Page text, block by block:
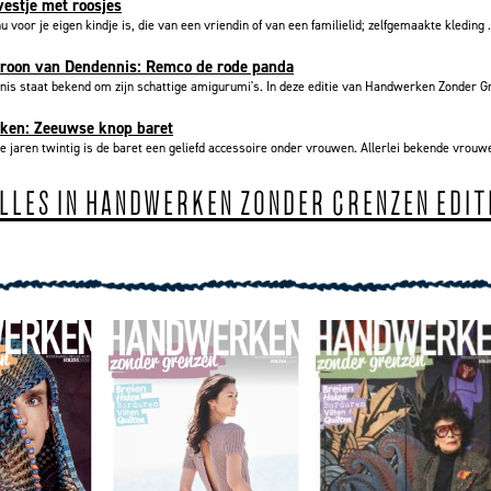
met roosjes
voor je eigen kindje is, die van een vriendin of van een familielid; zelfgemaakte kleding
van Dendennis: Remco de rode panda
staat bekend om zijn schattige amigurumi's. In deze editie van Handwerken Zonder
Zeeuwse knop baret
jaren twintig is de baret een geliefd accessoire onder vrouwen. Allerlei bekende
IN HANDWERKEN ZONDER GRENZEN